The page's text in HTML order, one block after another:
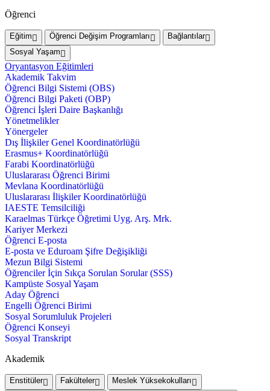
Öğrenci
Eğitim Öğrenci Değişim Programları
Bağlantılar
Sosyal Yaşam
Oryantasyon Eğitimleri
Akademik Takvim
Öğrenci Bilgi Sistemi (OBS)
Öğrenci Bilgi Paketi (OBP)
Öğrenci İşleri Daire Başkanlığı
Yönetmelikler
Yönergeler
Dış İlişkiler Genel Koordinatörlüğü
Erasmus+ Koordinatörlüğü
Farabi Koordinatörlüğü
Uluslararası Öğrenci Birimi
Mevlana Koordinatörlüğü
Uluslararası İlişkiler Koordinatörlüğü
IAESTE Temsilciliği
Karaelmas Türkçe Öğretimi Uyg. Arş. Mrk.
Kariyer Merkezi
Öğrenci E-posta
E-posta ve Eduroam Şifre Değişikliği
Mezun Bilgi Sistemi
Öğrenciler İçin Sıkça Sorulan Sorular (SSS)
Kampüste Sosyal Yaşam
Aday Öğrenci
Engelli Öğrenci Birimi
Sosyal Sorumluluk Projeleri
Öğrenci Konseyi
Sosyal Transkript
Akademik
Enstitüler Fakülteler
Meslek Yüksekokulları